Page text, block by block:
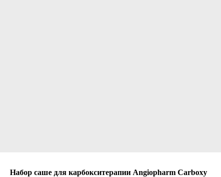
Набор саше для карбокситерапии Angiopharm Carboxy